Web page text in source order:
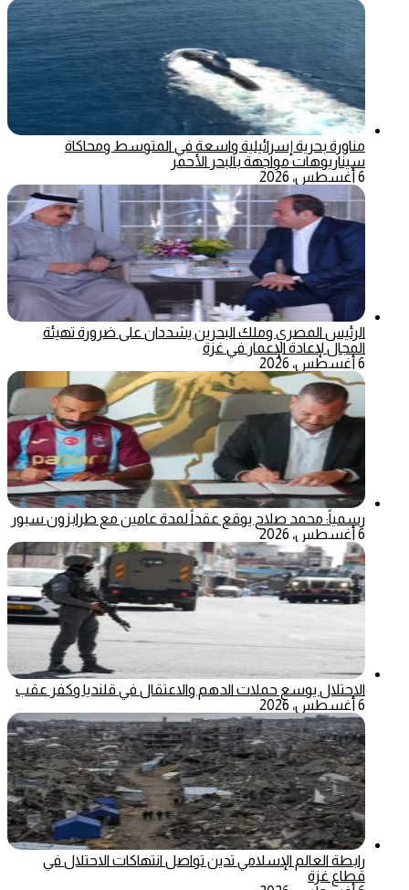
مناورة بحرية إسرائيلية واسعة في المتوسط ومحاكاة
سيناريوهات مواجهة بالبحر الأحمر
6 أغسطس، 2026
الرئيس المصري وملك البحرين يشددان على ضرورة تهيئة
المجال لإعادة الإعمار في غزة
6 أغسطس، 2026
رسمياً: محمد صلاح يوقع عقداً لمدة عامين مع طرابزون سبور
6 أغسطس، 2026
الاحتلال يوسع حملات الدهم والاعتقال في قلنديا وكفر عقب
6 أغسطس، 2026
رابطة العالم الإسلامي تدين تواصل انتهاكات الاحتلال في
قطاع غزة